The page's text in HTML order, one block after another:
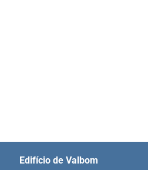
Edifício de Valbom